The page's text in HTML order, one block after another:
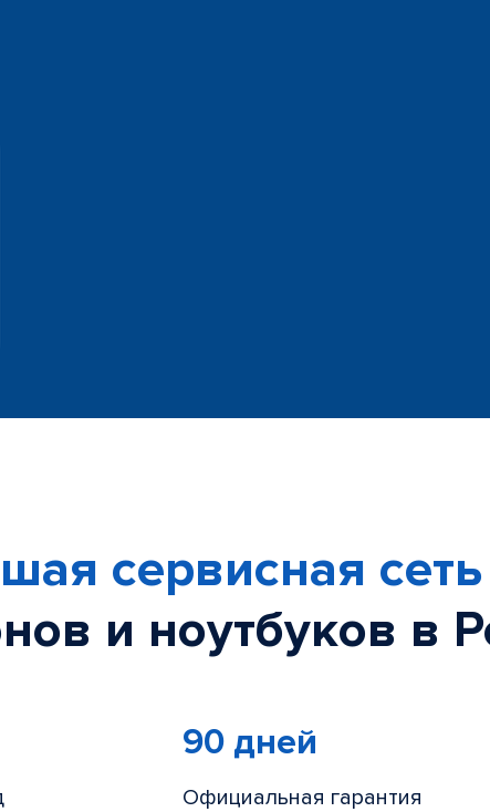
сервисная сеть
и ноутбуков в
90 дней
Официальная гарантия